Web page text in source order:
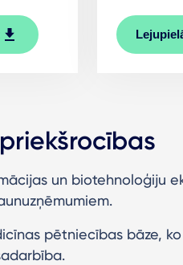
un biotehnoloģiju
pētniecības bāze,